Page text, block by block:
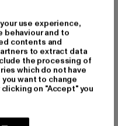
EUR
GONZALES
EURPreis: 32,00 EUR
79,99 EURAktionspreis:
use experience,
behaviour and to
contents and
to extract data
the processing of
which do not have
want to change
on "Accept" you